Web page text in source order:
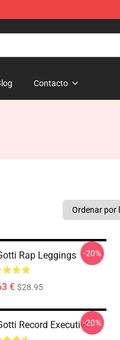
Contacto
Rap Leggings
€ $28.95
-20%
Record Executive-20%